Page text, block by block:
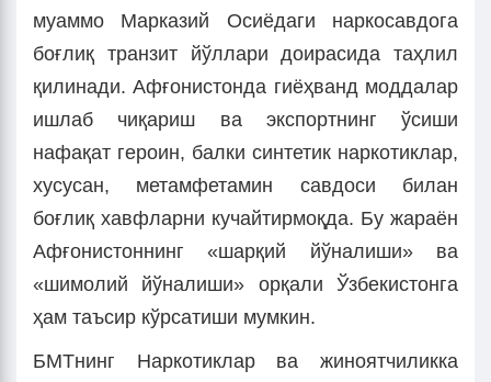
муаммо Марказий Осиёдаги наркосавдога
боғлиқ транзит йўллари доирасида таҳлил
қилинади. Афғонистонда гиёҳванд моддалар
ишлаб чиқариш ва экспортнинг ўсиши
нафақат героин, балки синтетик наркотиклар,
хусусан, метамфетамин савдоси билан
боғлиқ хавфларни кучайтирмоқда. Бу жараён
Афғонистоннинг «шарқий йўналиши» ва
«шимолий йўналиши» орқали Ўзбекистонга
ҳам таъсир кўрсатиши мумкин.
БМТнинг Наркотиклар ва жиноятчиликка